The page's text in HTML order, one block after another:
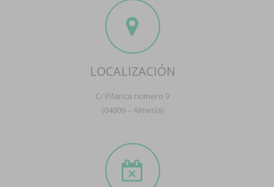
LOCALIZACIÓN
C/ Pilarica numero 9
(04009 – Almería)